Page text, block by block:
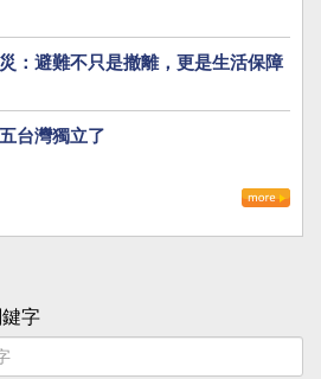
：避難不只是撤離，更是生活保障
台灣獨立了
字